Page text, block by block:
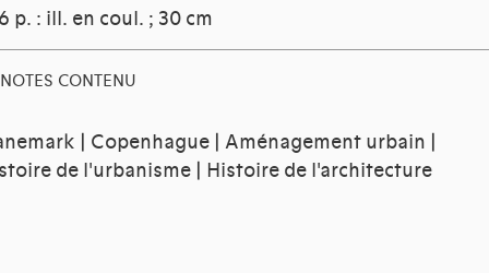
p. : ill. en coul. ; 30 cm
NOTES CONTENU
| Copenhague | Aménagement urbain |
de l'urbanisme | Histoire de l'architecture